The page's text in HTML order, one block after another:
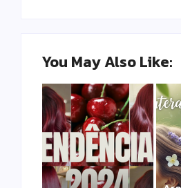
You May Also Like: